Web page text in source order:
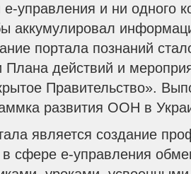
е-управления и ни одного
аккумулировал
портала познаний
Плана действий и
Правительство».
развития ООН в
является создание
сфере е-управления